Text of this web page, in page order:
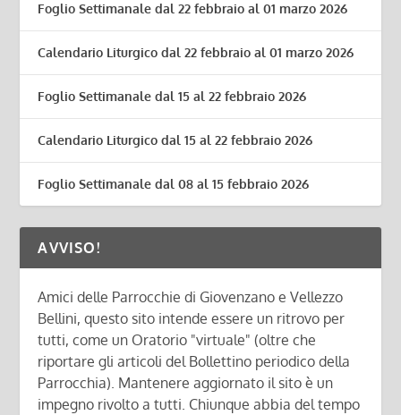
Foglio Settimanale dal 22 febbraio al 01 marzo 2026
Calendario Liturgico dal 22 febbraio al 01 marzo 2026
Foglio Settimanale dal 15 al 22 febbraio 2026
Calendario Liturgico dal 15 al 22 febbraio 2026
Foglio Settimanale dal 08 al 15 febbraio 2026
AVVISO!
Amici delle Parrocchie di Giovenzano e Vellezzo
Bellini, questo sito intende essere un ritrovo per
tutti, come un Oratorio "virtuale" (oltre che
riportare gli articoli del Bollettino periodico della
Parrocchia). Mantenere aggiornato il sito è un
impegno rivolto a tutti. Chiunque abbia del tempo